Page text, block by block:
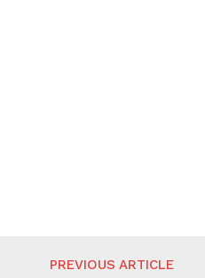
PREVIOUS ARTICLE